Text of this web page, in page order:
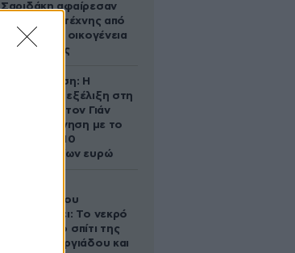
Σαριδάκη αφαίρεσαν
1.300 έργα τέχνης από
τη βασιλική οικογένεια
της Ισπανίας
Αθηνά Ωνάση: Η
απρόσμενη εξέλιξη στη
διαμάχη με τον Γιάν
Τοπς – Η κίνηση με το
άλογο των 10
εκατομμυρίων ευρώ
Τζώρτζογλου
αποκαλύπτει: Το νεκρό
έμβρυο στο σπίτι της
Μαρίας Γεωργιάδου και